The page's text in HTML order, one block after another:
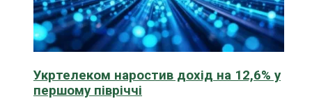
Укртелеком наростив дохід на 12,6% у
першому півріччі